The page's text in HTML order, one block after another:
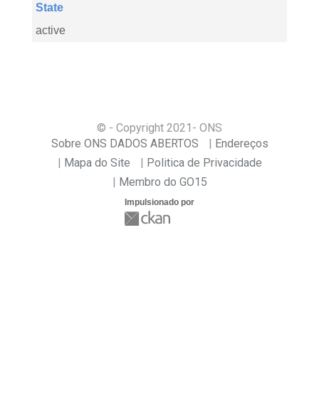
State
active
© - Copyright 2021 - ONS
Sobre ONS DADOS ABERTOS
Endereços
Mapa do Site
Politica de Privacidade
Membro do GO15
Impulsionado por